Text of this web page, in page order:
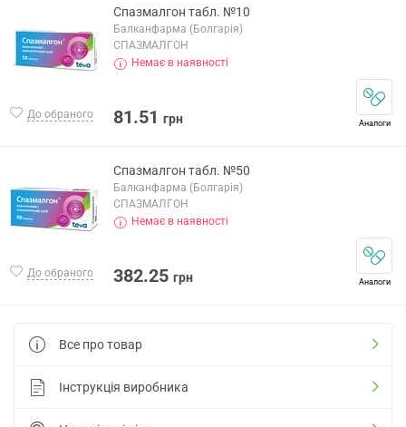
До обраного
Спазмалгон табл. №10
Балканфарма (Болгарія)
СПАЗМАЛГОН
Немає в наявності
81.51 грн Аналоги
До обраного
Спазмалгон табл. №50
Балканфарма (Болгарія)
СПАЗМАЛГОН
Немає в наявності
382.25 грн Аналоги
Все про товар
Інструкція виробника